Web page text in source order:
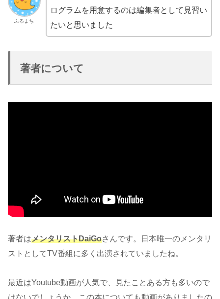
ふるまち
ログラムを用意するのは編集者として見習い
たいと思いました
著者について
著者はメンタリストDaiGoさんです。日本唯一のメンタリ
ストとしてTV番組に多く出演されていましたね。
最近はYoutube動画が人気で、見たことある方も多いので
はないでしょうか。この本についても動画がありましたの